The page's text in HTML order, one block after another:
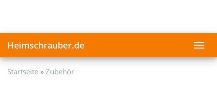
Heimschrauber.de
Startseite Zubehör